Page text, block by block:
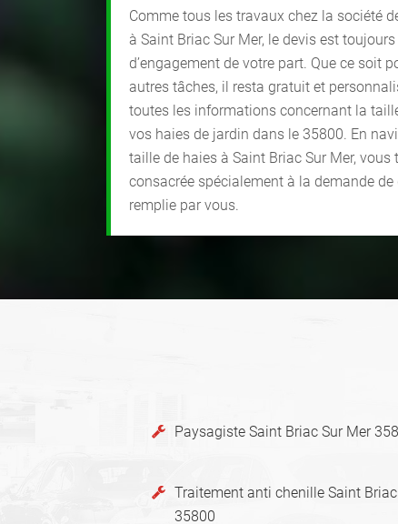
Comme tous les travaux chez la société
à Saint Briac Sur Mer, le devis est
d’engagement de votre part. Que ce soit
autres tâches, il resta gratuit et
toutes les informations concernant la
vos haies de jardin dans le 35800. En
taille de haies à Saint Briac Sur Mer, vous
consacrée spécialement à la demande de
remplie par vous.
Paysagiste Saint Briac Sur Mer
Traitement anti chenille Saint
35800